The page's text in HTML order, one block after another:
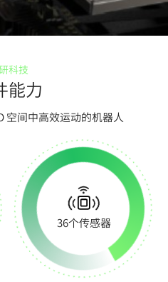
科技
能力
空间中高效运动的机器人
36个传感器